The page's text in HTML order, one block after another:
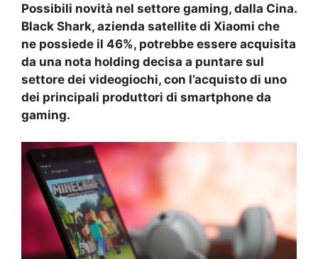
Possibili novità nel settore gaming, dalla Cina.
Black Shark, azienda satellite di Xiaomi che
ne possiede il 46%, potrebbe essere acquisita
da una nota holding decisa a puntare sul
settore dei videogiochi, con l’acquisto di uno
dei principali produttori di smartphone da
gaming.